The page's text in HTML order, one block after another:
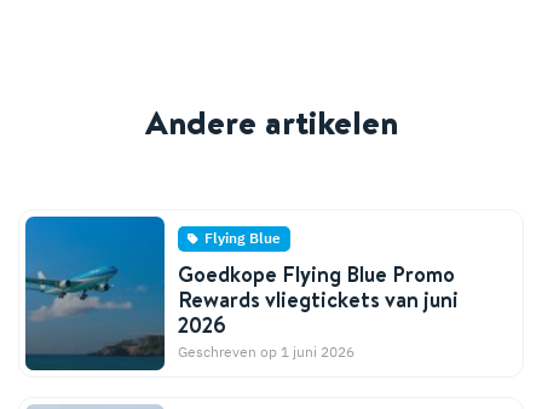
Andere artikelen
Flying Blue
Goedkope Flying Blue Promo
Rewards vliegtickets van juni
2026
Geschreven op 1 juni 2026